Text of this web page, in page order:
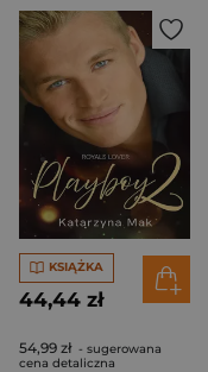
KSIĄŻKA
44,44 zł
54,99 zł - sugerowana
cena detaliczna